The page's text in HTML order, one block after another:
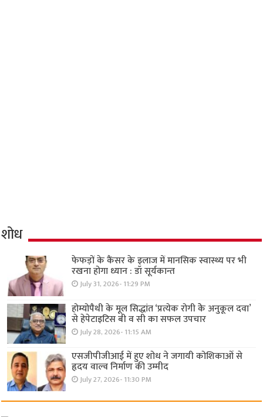
शोध
फेफड़ों के कैंसर के इलाज में मानसिक स्वास्थ्य पर भी
रखना होगा ध्यान : डॉ सूर्यकान्त
July 31, 2026- 11:29 PM
होम्योपैथी के मूल सिद्धांत ‘प्रत्येक रोगी केे अनुकूल दवा’
से हेपेटाइटिस बी व सी का सफल उपचार
July 28, 2026- 11:15 AM
एसजीपीजीआई में हुए शोध ने जगायी कोशिकाओं से
हृदय वाल्व निर्माण की उम्मीद
July 27, 2026- 11:30 PM